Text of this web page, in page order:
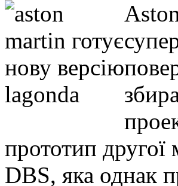
прототип
DBS, яка однак